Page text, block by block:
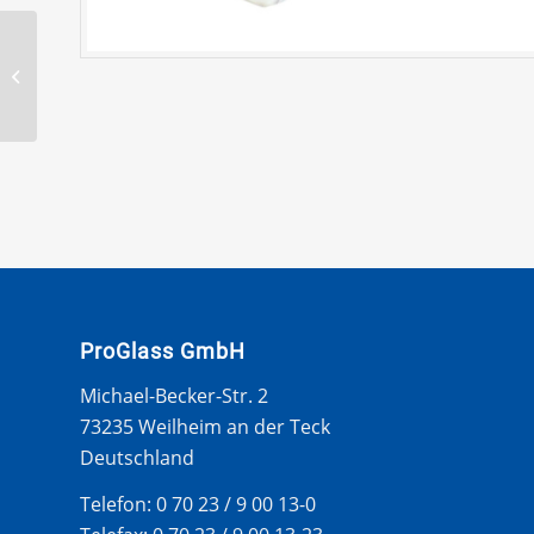
ProGlass GmbH
Michael-Becker-Str. 2
73235 Weilheim an der Teck
Deutschland
Telefon: 0 70 23 / 9 00 13-0